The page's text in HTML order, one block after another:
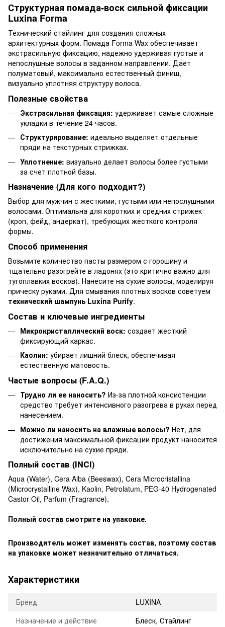
Структурная помада-воск сильной фиксации
Luxina Forma
Технический стайлинг для создания сложных
архитектурных форм. Помада Forma Wax обеспечивает
экстрасильную фиксацию, надежно удерживая густые и
непослушные волосы в заданном направлении. Дает
полуматовый, максимально естественный финиш,
визуально уплотняя структуру волоса.
Полезные свойства
Экстрасильная фиксация: удерживает самые сложные
укладки в течение 24 часов.
Структурирование: идеально выделяет отдельные
пряди на текстурных стрижках.
Уплотнение: визуально делает волосы более густыми
за счет плотной базы.
Назначение (Для кого подходит?)
Выбор для мужчин с жесткими, густыми или непослушными
волосами. Оптимальна для коротких и средних стрижек
(кроп, фейд, андеркат), требующих жесткого контроля
формы.
Способ применения
Возьмите количество пасты размером с горошину и
тщательно разогрейте в ладонях (это критично важно для
тугоплавких восков). Нанесите на сухие волосы, моделируя
прическу руками. Для смывания плотных восков советуем
технический шампунь Luxina Purify.
Состав и ключевые ингредиенты
Микрокристаллический воск: создает жесткий
фиксирующий каркас.
Каолин: убирает лишний блеск, обеспечивая
естественную матовость.
Частые вопросы (F.A.Q.)
Трудно ли ее наносить? Из-за плотной консистенции
средство требует интенсивного разогрева в руках перед
нанесением.
Можно ли наносить на влажные волосы? Нет, для
достижения максимальной фиксации продукт наносится
исключительно на сухие пряди.
Полный состав (INCI)
Aqua (Water), Cera Alba (Beeswax), Cera Microcristallina
(Microcrystalline Wax), Kaolin, Petrolatum, PEG-40 Hydrogenated
Castor Oil, Parfum (Fragrance).
Полный состав смотрите на упаковке.
Производитель может изменять состав, поэтому состав
на упаковке может незначительно отличаться.
Характеристики
Бренд
LUXINA
Назначение и действие
Блеск, Стайлинг